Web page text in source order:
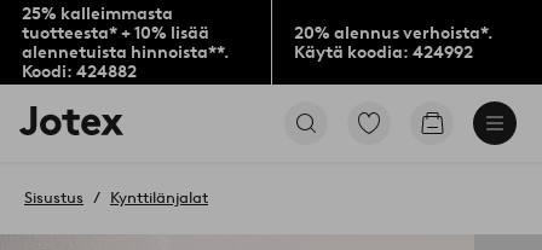
25% kalleimmasta
tuotteesta* + 10% lisää
alennetuista hinnoista**.
Koodi: 424882
20% alennus verhoista*.
Käytä koodia: 424992
Jotex-
logo
aloitussivulle
Siirry
Siirry
Sisustus Kynttilänjalat